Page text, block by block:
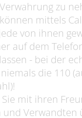
zu
mittels
von ihnen
auf dem
- bei der
die 110
mit ihren
und Verwandten